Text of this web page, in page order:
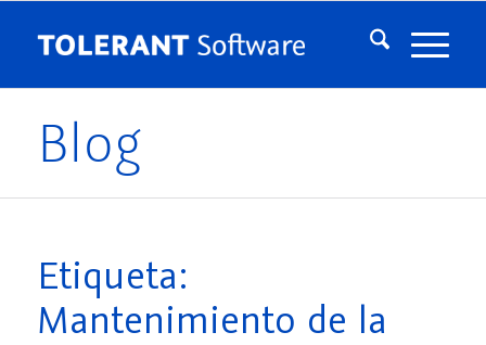
Blog
Etiqueta:
Mantenimiento de la